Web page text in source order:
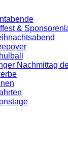
&
Nachmittag